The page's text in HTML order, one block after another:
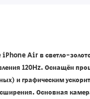
Air в светло-
120Hz. Оснащён
и графическим
Основная